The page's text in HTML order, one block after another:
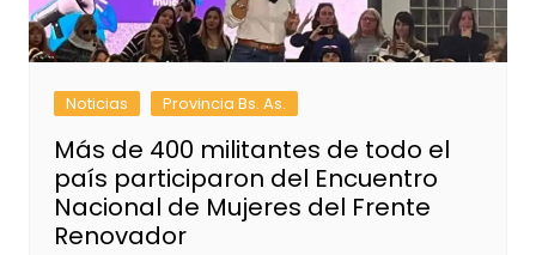
Noticias Provincia Bs. As.
Más de 400 militantes de todo el
país participaron del Encuentro
Nacional de Mujeres del Frente
Renovador